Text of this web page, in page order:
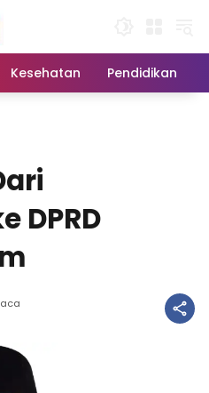
Kesehatan Pendidikan
DPRD